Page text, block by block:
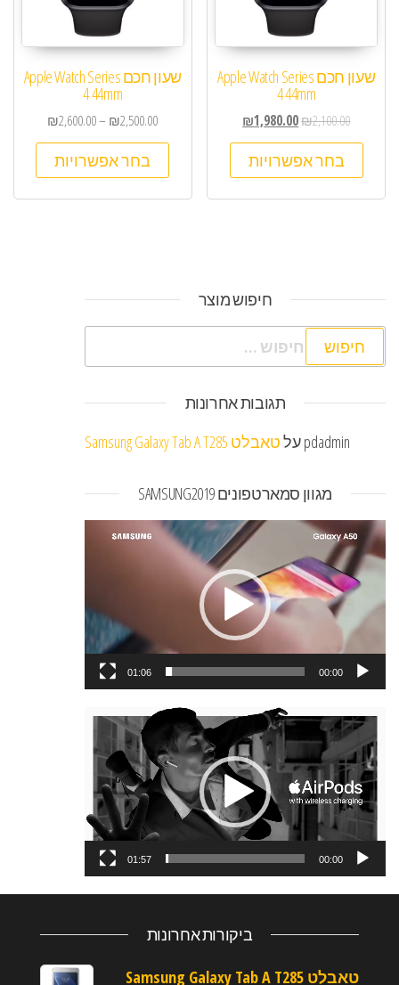
שעון חכם Apple Watch Series
4 44mm
₪2,100.00
₪1,980.00
בחר אפשרויות
שעון חכם Apple Watch Series
4 44mm
₪2,500.00
–
₪2,600.00
בחר אפשרויות
חיפוש מוצר
חיפוש:
תגובות אחרונות
pdadminעלטאבלט Samsung Galaxy Tab A T285
מגוון סמארטפונים SAMSUNG2019
נגן
וידאו
00:00
01:06
נגן
וידאו
00:00
01:57
ביקורות אחרונות
טאבלט Samsung Galaxy Tab A T285